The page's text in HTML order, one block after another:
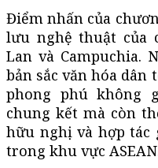
Điểm nhấn của
lưu nghệ thuật của
Lan và Campuchia.
bản sắc văn hóa dân
phong phú không
chung kết mà còn
hữu nghị và hợp tác
trong khu vực